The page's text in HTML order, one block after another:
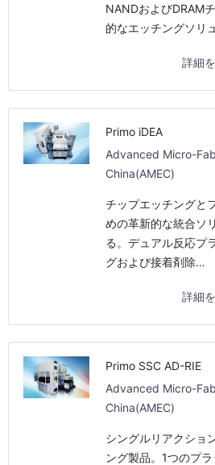
NANDおよびDRAM
的なエッチングソリ
詳細
Primo iDEA
Advanced Micro-
China(AMEC)
チップエッチングと
めの革新的な統合ソ
る。デュアル反応プ
グおよび接着剤除…
詳細
Primo SSC AD-RIE
Advanced Micro-
China(AMEC)
シングルリアクショ
ング製品。1つのプ